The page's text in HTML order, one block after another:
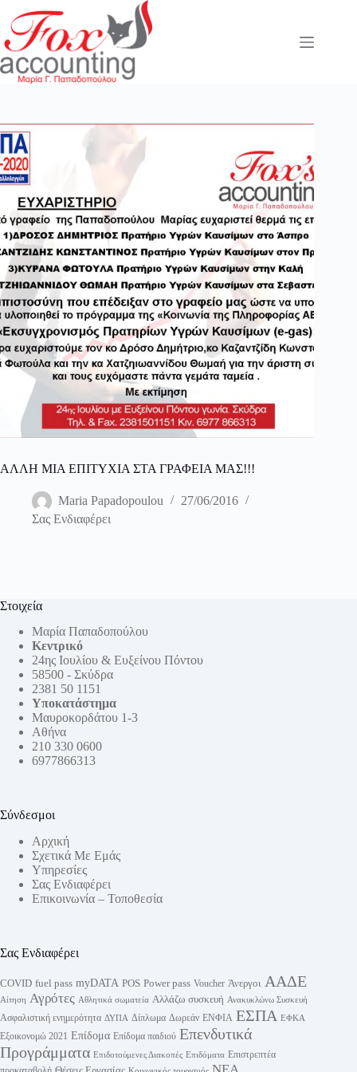
στο
περιεχόμενο
ΑΛΛΗ ΜΙΑ ΕΠΙΤΥΧΙΑ ΣΤΑ ΓΡΑΦΕΙΑ ΜΑΣ!!!
Maria Papadopoulou
27/06/2016
Σας Ενδιαφέρει
Στοιχεία
Μαρία Παπαδοπούλου
Κεντρικό
24ης Ιουλίου & Ευξείνου Πόντου
58500 - Σκύδρα
2381 50 1151
Υποκατάστημα
Μαυροκορδάτου 1-3
Αθήνα
210 330 0600
6977866313
Σύνδεσμοι
Αρχική
Σχετικά Με Εμάς
Υπηρεσίες
Σας Ενδιαφέρει
Επικοινωνία – Τοποθεσία
Σας Ενδιαφέρει
COVID fuel pass myDATA POS Power pass Voucher Άνεργοι ΑΑΔΕ
Αίτηση Αγρότες Αθλητικά σωματεία Αλλάζω συσκευή Ανακυκλώνω Συσκευή
Ασφαλιστική ενημερότητα ΔΥΠΑ Δίπλωμα Δωρεάν ΕΝΦΙΑ ΕΣΠΑ ΕΦΚΑ
Εξοικονομώ 2021 Επίδομα Επίδομα παιδιού Επενδυτικά
Προγράμματα Επιδοτούμενες Διακοπές Επιδόματα Επιστρεπτέα